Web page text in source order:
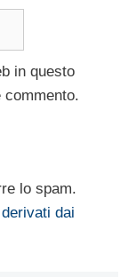
in questo
lo spam.
dai